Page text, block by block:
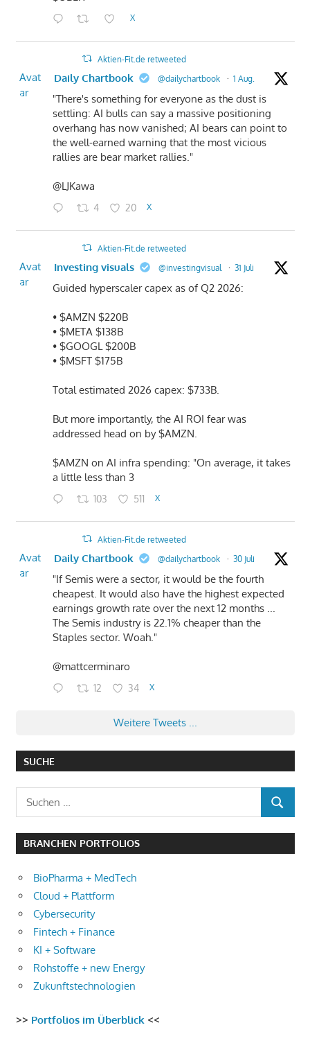
X
Aktien-Fit.de retweeted
Avat
ar
Daily Chartbook @dailychartbook · 1 Aug.
"There's something for everyone as the dust is
settling: AI bulls can say a massive positioning
overhang has now vanished; AI bears can point to
the well-earned warning that the most vicious
rallies are bear market rallies."
@LJKawa
4 20 X
Aktien-Fit.de retweeted
Avat
ar
Investing visuals @investingvisual · 31 Juli
Guided hyperscaler capex as of Q2 2026:
• $AMZN $220B
• $META $138B
• $GOOGL $200B
• $MSFT $175B
Total estimated 2026 capex: $733B.
But more importantly, the AI ROI fear was
addressed head on by $AMZN.
$AMZN on AI infra spending: "On average, it takes
a little less than 3
103 511 X
Aktien-Fit.de retweeted
Avat
ar
Daily Chartbook @dailychartbook · 30 Juli
"If Semis were a sector, it would be the fourth
cheapest. It would also have the highest expected
earnings growth rate over the next 12 months ...
The Semis industry is 22.1% cheaper than the
Staples sector. Woah."
@mattcerminaro
12 34 X
Weitere Tweets ...
SUCHE
Suchen
nach:
SUCHEN
BRANCHEN PORTFOLIOS
BioPharma + MedTech
Cloud + Plattform
Cybersecurity
Fintech + Finance
KI + Software
Rohstoffe + new Energy
Zukunftstechnologien
>> Portfolios im Überblick<<